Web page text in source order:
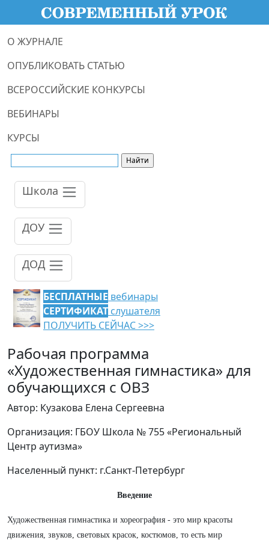
О ЖУРНАЛЕ
ОПУБЛИКОВАТЬ СТАТЬЮ
ВСЕРОССИЙСКИЕ КОНКУРСЫ
ВЕБИНАРЫ
КУРСЫ
Школа
ДОУ
ДОД
БЕСПЛАТНЫЕ вебинары
СЕРТИФИКАТ слушателя
ПОЛУЧИТЬ СЕЙЧАС >>>
Рабочая программа
«Художественная гимнастика» для
обучающихся с ОВЗ
Автор: Кузакова Елена Сергеевна
Организация: ГБОУ Школа № 755 «Региональный
Центр аутизма»
Населенный пункт: г.Санкт-Петербург
Введение
Художественная гимнастика и хореография - это мир красоты
движения, звуков, световых красок, костюмов, то есть мир